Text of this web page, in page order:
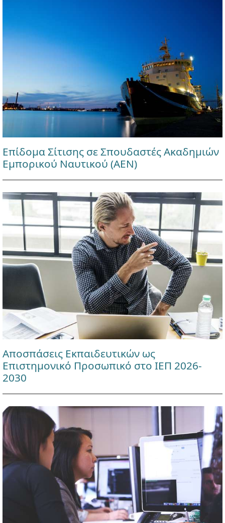
Επίδομα Σίτισης σε Σπουδαστές Ακαδημιών
Εμπορικού Ναυτικού (ΑΕΝ)
Αποσπάσεις Εκπαιδευτικών ως
Επιστημονικό Προσωπικό στο ΙΕΠ 2026-
2030